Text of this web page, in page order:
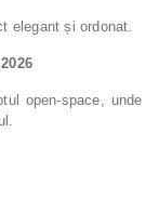
elegant și ordonat.
open-space, unde